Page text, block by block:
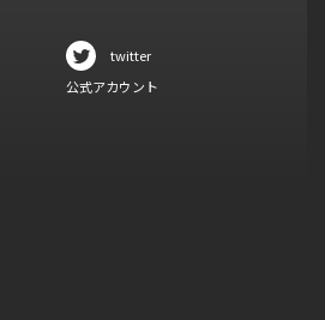
twitter
公式アカウント